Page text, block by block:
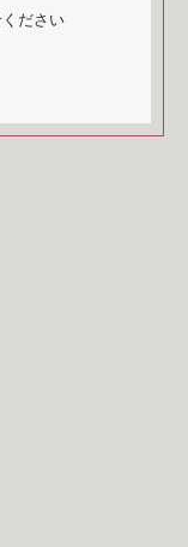
ださい